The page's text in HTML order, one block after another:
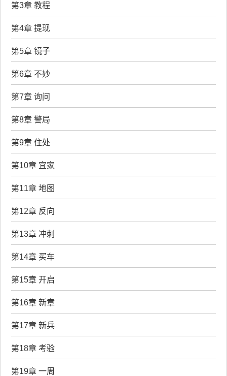
第3章 教程
第4章 提现
第5章 镜子
第6章 不妙
第7章 询问
第8章 警局
第9章 住处
第10章 宜家
第11章 地图
第12章 反向
第13章 冲刺
第14章 买车
第15章 开启
第16章 新章
第17章 新兵
第18章 考验
第19章 一周